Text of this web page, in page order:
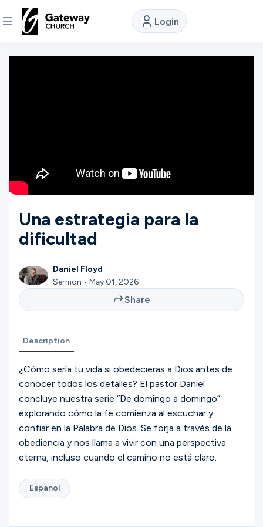
Login
DISCOVER
Connect
Ministries
Give
Search
English
Una estrategia para la
dificultad
Daniel Floyd
Sermon • May 01, 2026
Share
Description
¿Cómo sería tu vida si obedecieras a Dios antes de
conocer todos los detalles? El pastor Daniel
concluye nuestra serie “De domingo a domingo”
explorando cómo la fe comienza al escuchar y
confiar en la Palabra de Dios. Se forja a través de la
obediencia y nos llama a vivir con una perspectiva
eterna, incluso cuando el camino no está claro.
Espanol